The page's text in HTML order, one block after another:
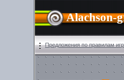
Alachson-
Предложения по правилам